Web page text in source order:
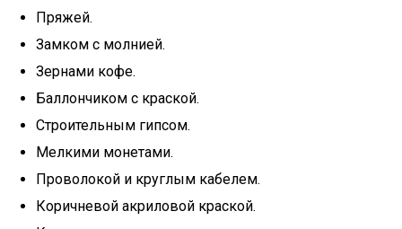
Пряжей.
Замком с молнией.
Зернами кофе.
Баллончиком с краской.
Строительным гипсом.
Мелкими монетами.
Проволокой и круглым кабелем.
Коричневой акриловой краской.